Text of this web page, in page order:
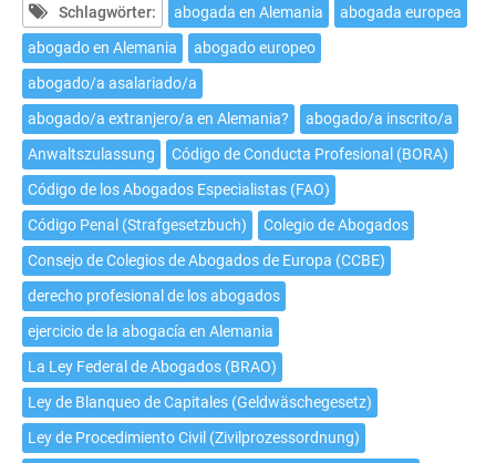
la
profesión
de
abogado/a
extranjero/a
en
Alemania?
Schlagwörter: abogada en Alemania
abogada europea
abogado en Alemania
abogado europeo
abogado/a asalariado/a
abogado/a extranjero/a en Alemania?
abogado/a inscrito/a
Anwaltszulassung
Código de Conducta Profesional (BORA)
Código de los Abogados Especialistas (FAO)
Código Penal (Strafgesetzbuch)
Colegio de Abogados
Consejo de Colegios de Abogados de Europa (CCBE)
derecho profesional de los abogados
ejercicio de la abogacía en Alemania
La Ley Federal de Abogados (BRAO)
Ley de Blanqueo de Capitales (Geldwäschegesetz)
Ley de Procedimiento Civil (Zivilprozessordnung)